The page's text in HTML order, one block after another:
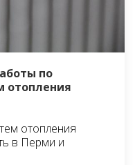
по
отопления
отопления
в Перми и